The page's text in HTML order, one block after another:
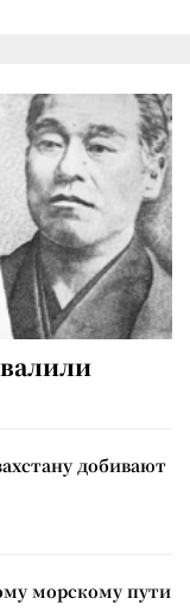
добивают
морскому пути